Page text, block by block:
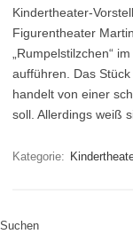
Kindertheater-
Figurentheater
„Rumpelstilzchen“
aufführen. Das
handelt von einer
soll. Allerdings weiß
Kategorie:
Suchen